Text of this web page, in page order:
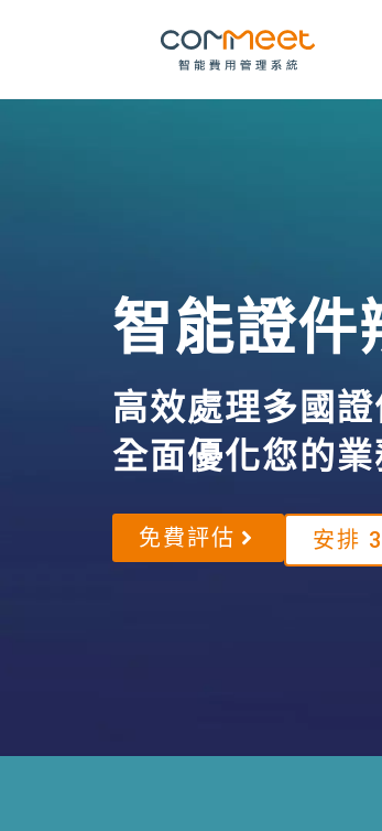
智能證件
高效處理多國證
全面優化您的
免費評估 安排